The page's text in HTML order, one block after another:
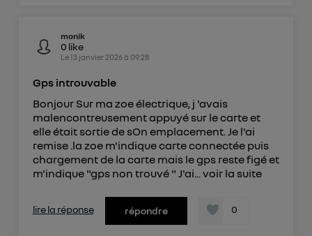
monik
0 like
Le13 janvier 2026à 09:28
Gps introuvable
Bonjour Sur ma zoe électrique, j 'avais
malencontreusement appuyé sur le carte et
elle était sortie de sOn emplacement. Je l'ai
remise .la zoe m'indique carte connectée puis
chargement de la carte mais le gps reste figé et
m'indique "gps non trouvé " J'ai... voir la suite
lire la réponse répondre 0
Pour uneconnexion mobile
uniquement sur la navigation de l'utilisateur du mobile.
Vous pouvez à tout moment retirer ce
consentement sur
") ou via la page « gérer Utiq » en bas de ce site.
Pour plus d'informations, veuillez consulter
Politique d'information sur les données
personnelles d'Utiq.